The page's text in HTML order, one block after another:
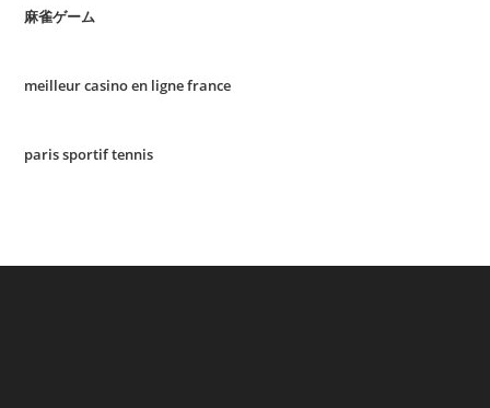
麻雀ゲーム
meilleur casino en ligne france
paris sportif tennis